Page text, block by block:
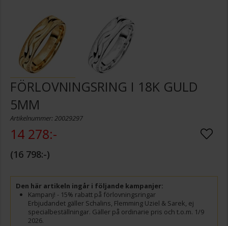
FÖRLOVNINGSRING I 18K GULD
5MM
Artikelnummer: 20029297
14 278:-
16 798:-
Den här artikeln ingår i följande kampanjer:
Kampanj! - 15% rabatt på förlovningsringar
Erbjudandet gäller Schalins, Flemming Uziel & Sarek, ej
specialbeställningar. Gäller på ordinarie pris och t.o.m. 1/9
2026.